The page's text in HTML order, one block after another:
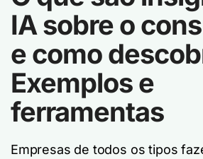
IA sobre o
e como
Exemplos e
ferramentas
Empresas de todos os tipos